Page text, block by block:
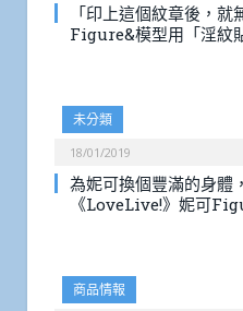
「印上這個紋章後，
Figure&模型用「淫紋
未分類
18/01/2019
為妮可換個豐滿的身體
《LoveLive!》妮可
商品情報